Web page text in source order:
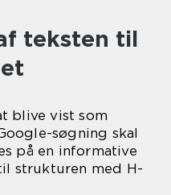
teksten til
blive vist som
søgning skal
på en informative
strukturen med H-